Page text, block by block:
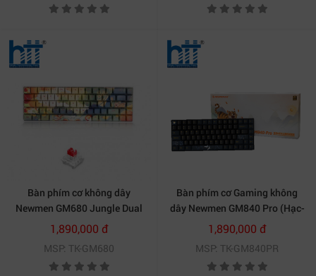
Bàn phím cơ không dây
Newmen GM680 Jungle Dual
mode (Kailhbox Brown /
Kailhbox White / Kailhbox
Red)
1,890,000 đ
MSP: TK-GM680
Bàn phím cơ Gaming không
dây Newmen GM840 Pro (Hạc-
Trăng & Mây) G-Pro Yellow
Axis Switch
1,890,000 đ
MSP: TK-GM840PR